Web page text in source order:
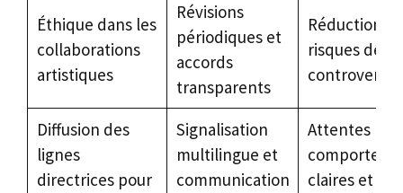
Éthique dans les
collaborations
artistiques
Révisions
périodiques et
accords
transparents
Réduction
risques de
controverses
Diffusion des
lignes
directrices pour
Signalisation
multilingue et
communication
Attentes
claires et